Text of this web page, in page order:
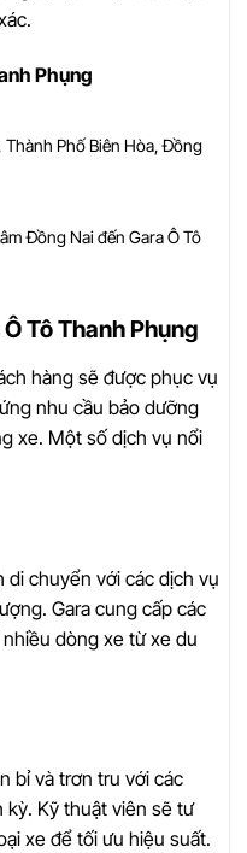
Phụng
Phố Biên Hòa, Đồng
Đồng Nai đến Gara Ô Tô
Tô Thanh Phụng
hàng sẽ được phục vụ
nhu cầu bảo dưỡng
xe. Một số dịch vụ nổi
chuyển với các dịch vụ
Gara cung cấp các
dòng xe từ xe du
bỉ và trơn tru với các
kỳ. Kỹ thuật viên sẽ tư
xe để tối ưu hiệu suất.